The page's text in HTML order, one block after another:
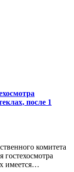
после 1
гостехосмотра
имеется…